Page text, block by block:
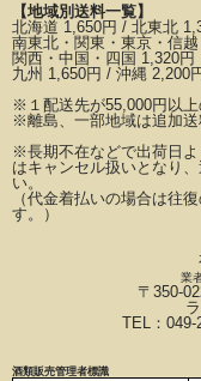
【地域別送料一覧】
北海道 1,650円 / 北東北
南東北・関東・東京・信
関西・中国・四国 1,320円
九州 1,650円 / 沖縄 2,200
※ １配送先が55,000円以
※離島、一部地域は追加送
※長期不在などで出荷日
はキャンセル扱いとなり、
い。
（代金着払いの場合は往
す。）
業
〒350-
TEL：
酒類販売管理者標識